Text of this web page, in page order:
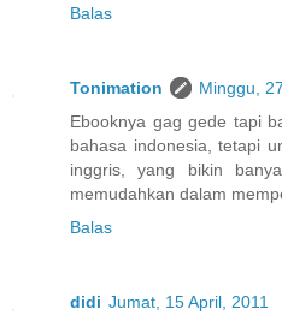
Balas
Tonimation
Minggu,
Ebooknya gag gede tapi
bahasa indonesia, tetapi
inggris, yang bikin
memudahkan dalam
Balas
didi Jumat, 15 April, 2011